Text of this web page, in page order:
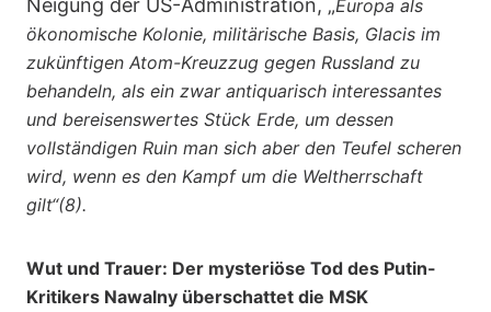
Neigung der US-Administration, „Europa als
ökonomische Kolonie, militärische Basis, Glacis im
zukünftigen Atom-Kreuzzug gegen Russland zu
behandeln, als ein zwar antiquarisch interessantes
und bereisenswertes Stück Erde, um dessen
vollständigen Ruin man sich aber den Teufel scheren
wird, wenn es den Kampf um die Weltherrschaft
gilt“(8).
Wut und Trauer: Der mysteriöse Tod des Putin-
Kritikers Nawalny überschattet die MSK